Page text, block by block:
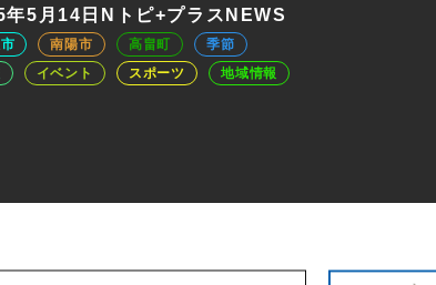
年5月14日Nトピ+プラスNEWS
南陽市 高畠町
季節
イベント スポーツ 地域情報